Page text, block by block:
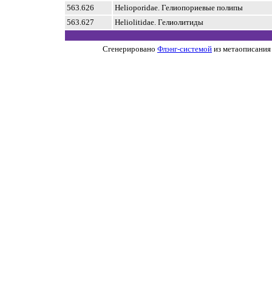
563.626
Helioporidae. Гелиопориевые полипы
563.627
Heliolitidae. Гелиолитиды
Сгенерировано Флэнг-системой из